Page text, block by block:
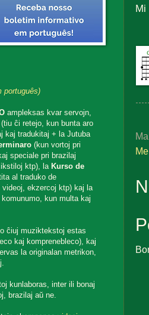
Mi
português)
ampleksas kvar servojn,
(tiu ĉi retejo, kun bunta aro
kaj tradukitaj + la Jutuba
(kun vortoj pri
speciale pri brazilaj
ktp), la Kurso de
al traduko de
ekzercoj ktp) kaj la
komunumo, kun multa kaj
ĉiuj muziktekstoj estas
kaj komprenebleco), kaj
la originalan metrikon,
kunlaboras, inter ili bonaj
brazilaj aŭ ne.